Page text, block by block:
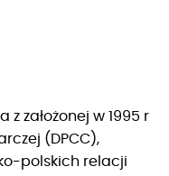
z założonej w 1995 r
(DPCC),
polskich relacji